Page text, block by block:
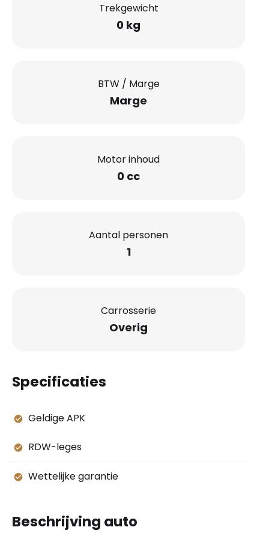
Trekgewicht
0 kg
BTW / Marge
Marge
Motor inhoud
0 cc
Aantal personen
1
Carrosserie
Overig
Specificaties
Geldige APK
RDW-leges
Wettelijke garantie
Beschrijving auto